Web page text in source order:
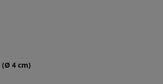
4 cm)